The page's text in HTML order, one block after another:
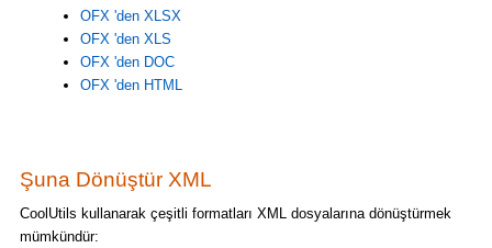
OFX 'den XLSX
OFX 'den XLS
OFX 'den DOC
OFX 'den HTML
Şuna Dönüştür XML
CoolUtils kullanarak çeşitli formatları XML dosyalarına dönüştürmek
mümkündür: